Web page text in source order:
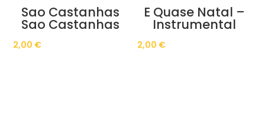
Sao Castanhas
Sao Castanhas
2,00 €
E Quase Natal –
Instrumental
2,00 €